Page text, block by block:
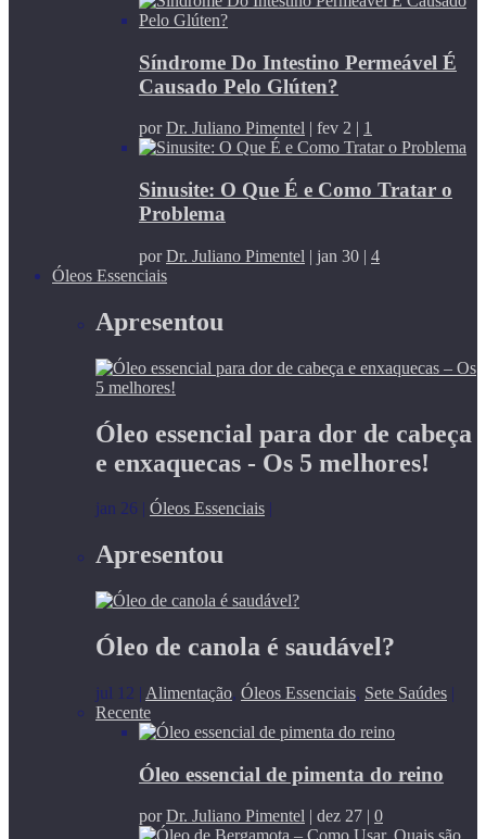
Síndrome Do Intestino Permeável É
Causado Pelo Glúten?
porDr. Juliano Pimentel | fev 2 | 1
Sinusite: O Que É e Como Tratar o
Problema
porDr. Juliano Pimentel | jan 30 | 4
Óleos Essenciais
Apresentou
Óleo essencial para dor de cabeça
e enxaquecas - Os 5 melhores!
jan 26 | Óleos Essenciais |
Apresentou
Óleo de canola é saudável?
jul 12 | Alimentação, Óleos Essenciais, Sete Saúdes |
Recente
Óleo essencial de pimenta do reino
porDr. Juliano Pimentel dez 27 0